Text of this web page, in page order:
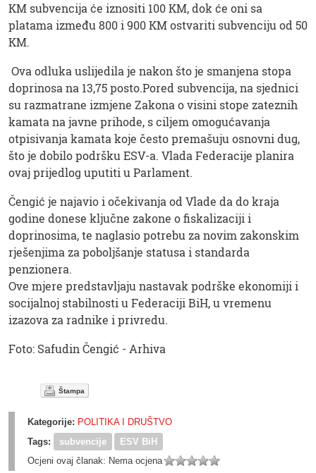
KM subvencija će iznositi 100 KM, dok će oni sa
platama između 800 i 900 KM ostvariti subvenciju od 50
KM.
Ova odluka uslijedila je nakon što je smanjena stopa
doprinosa na 13,75 posto.Pored subvencija, na sjednici
su razmatrane izmjene Zakona o visini stope zateznih
kamata na javne prihode, s ciljem omogućavanja
otpisivanja kamata koje često premašuju osnovni dug,
što je dobilo podršku ESV-a. Vlada Federacije planira
ovaj prijedlog uputiti u Parlament.
Čengić je najavio i očekivanja od Vlade da do kraja
godine donese ključne zakone o fiskalizaciji i
doprinosima, te naglasio potrebu za novim zakonskim
rješenjima za poboljšanje statusa i standarda
penzionera.
Ove mjere predstavljaju nastavak podrške ekonomiji i
socijalnoj stabilnosti u Federaciji BiH, u vremenu
izazova za radnike i privredu.
Foto: Safudin Čengić - Arhiva
Štampa
Kategorije: POLITIKA I DRUŠTVO
Tags:
subvencije
ESV BiH
Ocjeni ovaj članak: Nema ocjena